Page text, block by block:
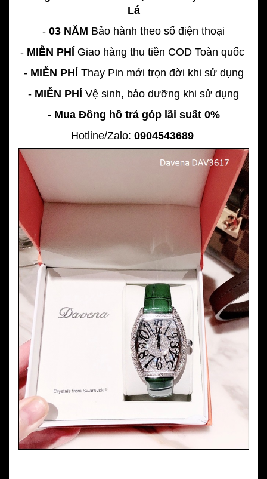
Lá
- 03 NĂM Bảo hành theo số điện thoại
- MIỄN PHÍ Giao hàng thu tiền COD Toàn quốc
- MIỄN PHÍ Thay Pin mới trọn đời khi sử dụng
- MIỄN PHÍ Vệ sinh, bảo dưỡng khi sử dụng
- Mua Đồng hồ trả góp lãi suất 0%
Hotline/Zalo: 0904543689